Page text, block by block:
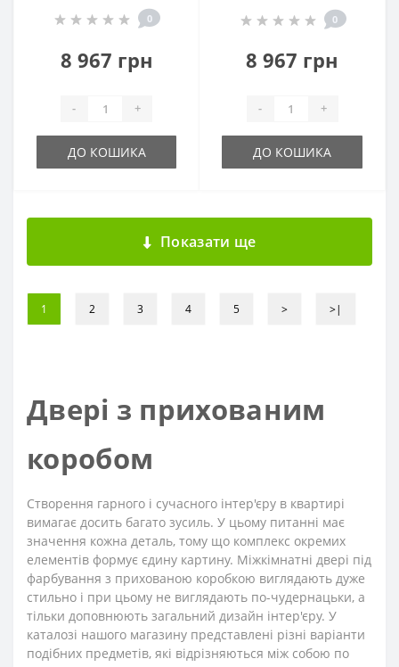
0
8 967 грн
- +
ДО КОШИКА
0
8 967 грн
- +
ДО КОШИКА
Показати ще
1 2 3 4 5 > >|
Двері з прихованим
коробом
Створення гарного і сучасного інтер'єру в квартирі
вимагає досить багато зусиль. У цьому питанні має
значення кожна деталь, тому що комплекс окремих
елементів формує єдину картину. Міжкімнатні двері під
фарбування з прихованою коробкою виглядають дуже
стильно і при цьому не виглядають по-чудернацьки, а
тільки доповнюють загальний дизайн інтер'єру. У
каталозі нашого магазину представлені різні варіанти
подібних предметів, які відрізняються між собою по